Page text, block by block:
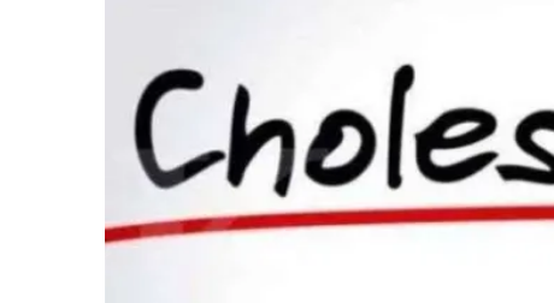
Cek
Kadar
Kolestrol?
Lakukan